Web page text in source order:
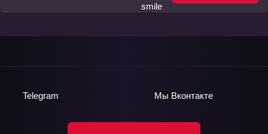
Telegram Мы Вконтакте